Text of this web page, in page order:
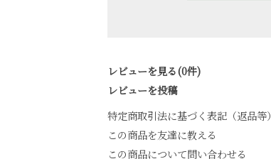
レビューを見る(0件)
レビューを投稿
特定商取引法に基づく表記（返品等）
この商品を友達に教える
この商品について問い合わせる